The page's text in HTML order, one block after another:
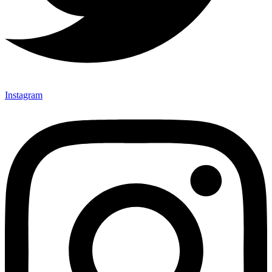
Instagram